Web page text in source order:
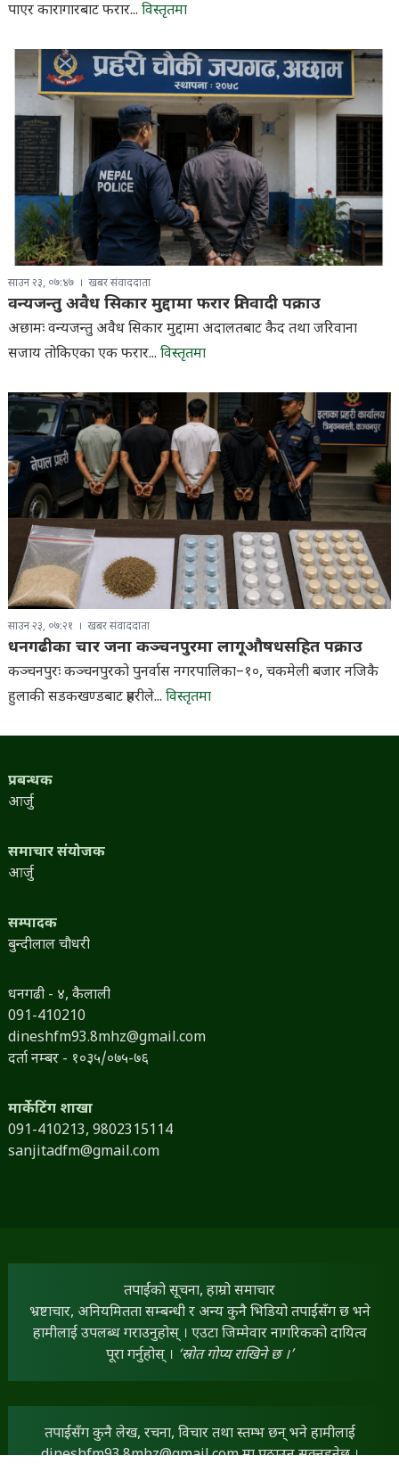
पाएर कारागारबाट फरार... विस्तृतमा
साउन २३, ०७:४७ खबर संवाददाता
वन्यजन्तु अवैध सिकार मुद्दामा फरार प्रतिवादी पक्राउ
अछामः वन्यजन्तु अवैध सिकार मुद्दामा अदालतबाट कैद तथा जरिवाना
सजाय तोकिएका एक फरार... विस्तृतमा
साउन २३, ०७:२१ खबर संवाददाता
धनगढीका चार जना कञ्चनपुरमा लागूऔषधसहित पक्राउ
कञ्चनपुरः कञ्चनपुरको पुनर्वास नगरपालिका–१०, चकमेली बजार नजिकै
हुलाकी सडकखण्डबाट प्रहरीले... विस्तृतमा
प्रबन्धक
आर्जु
समाचार संयोजक
आर्जु
सम्पादक
बुन्दीलाल चौधरी
धनगढी - ४, कैलाली
091-410210
dineshfm93.8mhz@gmail.com
दर्ता नम्बर - १०३५/०७५-७६
मार्केटिंग शाखा
091-410213, 9802315114
sanjitadfm@gmail.com
तपाईंको सूचना, हाम्रो समाचार
भ्रष्टाचार, अनियमितता सम्बन्धी र अन्य कुनै भिडियो तपाईंसँग छ भने
हामीलाई उपलब्ध गराउनुहोस् । एउटा जिम्मेवार नागरिकको दायित्व
पूरा गर्नुहोस् । ‘स्रोत गोप्य राखिने छ ।’
तपाईंसँग कुनै लेख, रचना, विचार तथा स्तम्भ छन् भने हामीलाई
dineshfm93.8mhz@gmail.comमा पठाउन सक्नुहुनेछ ।